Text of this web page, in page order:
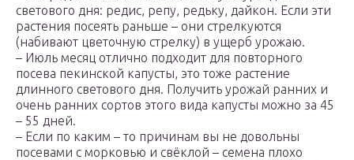
светового дня: редис, репу, редьку, дайкон. Если эти
растения посеять раньше – они стрелкуются
(набивают цветочную стрелку) в ущерб урожаю.
– Июль месяц отлично подходит для повторного
посева пекинской капусты, это тоже растение
длинного светового дня. Получить урожай ранних и
очень ранних сортов этого вида капусты можно за 45
– 55 дней.
– Если по каким – то причинам вы не довольны
посевами с морковью и свёклой – семена плохо